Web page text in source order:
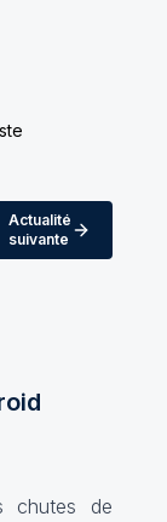
Actualité
suivante
chutes de